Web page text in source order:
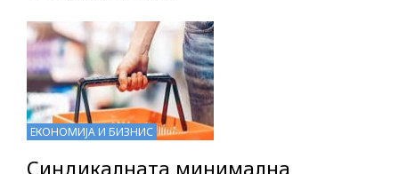
ЕКОНОМИЈА И БИЗНИС
Синдикалната минимална